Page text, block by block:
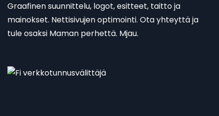
Graafinen suunnittelu, logot, esitteet, taitto ja
mainokset. Nettisivujen optimointi. Ota yhteyttä ja
tule osaksi Maman perhettä. Mjau.